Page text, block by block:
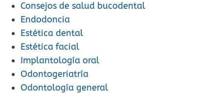
Consejos de salud bucodental
Endodoncia
Estética dental
Estética facial
Implantología oral
Odontogeriatría
Odontología general